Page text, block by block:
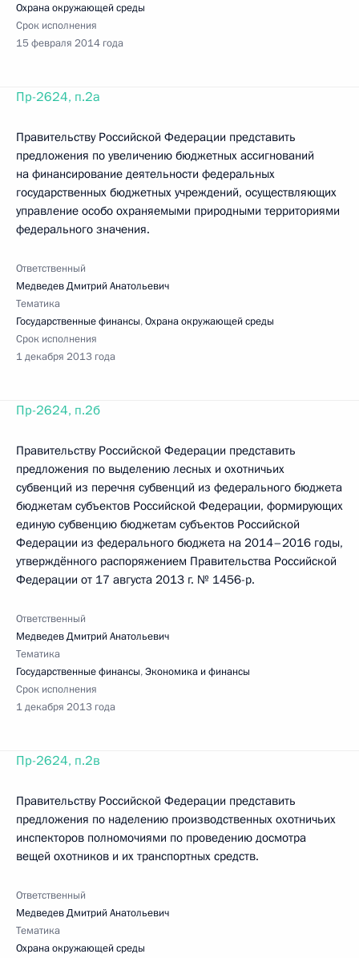
Охрана окружающей среды
Срок исполнения
15 февраля 2014 года
Пр-2624, п.2а
Правительству Российской Федерации представить
предложения по увеличению бюджетных ассигнований
на финансирование деятельности федеральных
государственных бюджетных учреждений, осуществляющих
управление особо охраняемыми природными территориями
федерального значения.
Ответственный
Медведев Дмитрий Анатольевич
Тематика
Государственные финансы,Охрана окружающей среды
Срок исполнения
1 декабря 2013 года
Пр-2624, п.2б
Правительству Российской Федерации представить
предложения по выделению лесных и охотничьих
субвенций из перечня субвенций из федерального бюджета
бюджетам субъектов Российской Федерации, формирующих
единую субвенцию бюджетам субъектов Российской
Федерации из федерального бюджета на 2014–2016 годы,
утверждённого распоряжением Правительства Российской
Федерации от 17 августа 2013 г. № 1456-р.
Ответственный
Медведев Дмитрий Анатольевич
Тематика
Государственные финансы,Экономика и финансы
Срок исполнения
1 декабря 2013 года
Пр-2624, п.2в
Правительству Российской Федерации представить
предложения по наделению производственных охотничьих
инспекторов полномочиями по проведению досмотра
вещей охотников и их транспортных средств.
Ответственный
Медведев Дмитрий Анатольевич
Тематика
Охрана окружающей среды